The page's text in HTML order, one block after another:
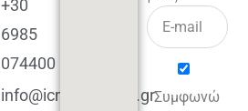
+30
6985
074400
info@icmacademy.grΣυμφωνώ